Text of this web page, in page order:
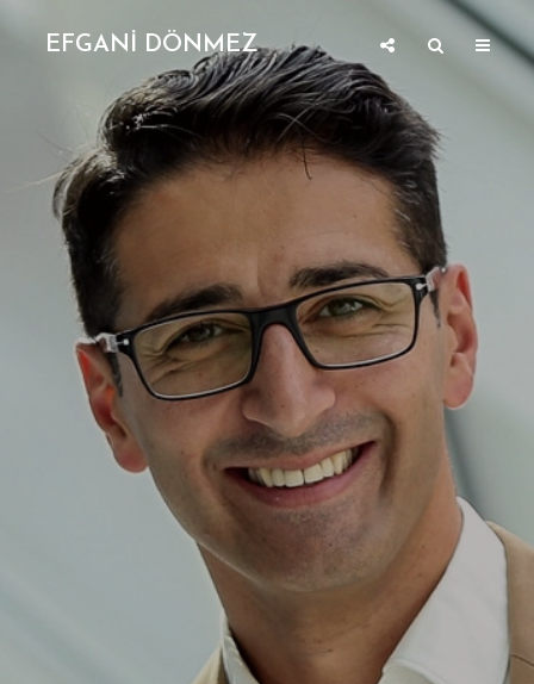
EFGANİ DÖNMEZ